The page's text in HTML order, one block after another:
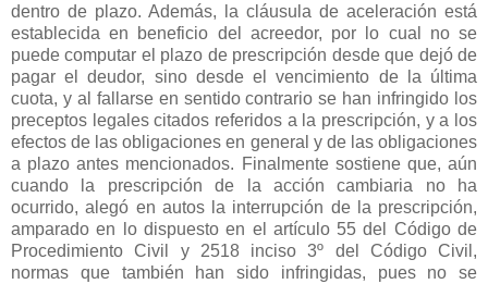
dentro de plazo. Además, la cláusula de aceleración está
establecida en beneficio del acreedor, por lo cual no se
puede computar el plazo de prescripción desde que dejó de
pagar el deudor, sino desde el vencimiento de la última
cuota, y al fallarse en sentido contrario se han infringido los
preceptos legales citados referidos a la prescripción, y a los
efectos de las obligaciones en general y de las obligaciones
a plazo antes mencionados. Finalmente sostiene que, aún
cuando la prescripción de la acción cambiaria no ha
ocurrido, alegó en autos la interrupción de la prescripción,
amparado en lo dispuesto en el artículo 55 del Código de
Procedimiento Civil y 2518 inciso 3º del Código Civil,
normas que también han sido infringidas, pues no se